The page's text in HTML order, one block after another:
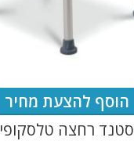
הוסף להצעת מחיר
סטנד רחצה טלסקופי